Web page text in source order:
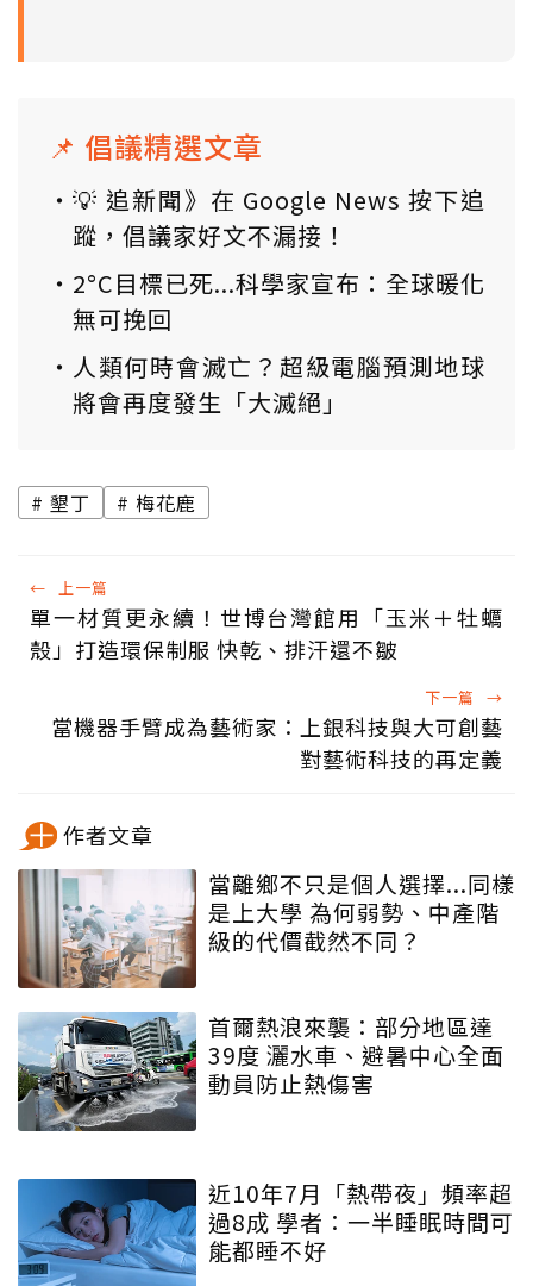
📌 倡議精選文章
💡 追新聞》在 Google News 按下追
蹤，倡議家好文不漏接！
2°C目標已死...科學家宣布：全球暖化
無可挽回
人類何時會滅亡？超級電腦預測地球
將會再度發生「大滅絕」
墾丁 梅花鹿
← 上一篇
單一材質更永續！世博台灣館用「玉米＋牡蠣
殼」打造環保制服 快乾、排汗還不皺
下一篇 →
當機器手臂成為藝術家：上銀科技與大可創藝
對藝術科技的再定義
作者文章
當離鄉不只是個人選擇...同樣
是上大學 為何弱勢、中產階
級的代價截然不同？
首爾熱浪來襲：部分地區達
39度 灑水車、避暑中心全面
動員防止熱傷害
近10年7月「熱帶夜」頻率超
過8成 學者：一半睡眠時間可
能都睡不好